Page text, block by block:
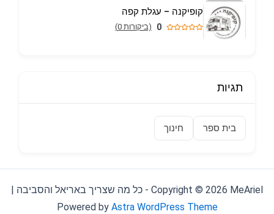
קופיקנה – עגלת קפה
0 (ביקורות 0)
תגיות
בית ספר חינוך
Copyright © 2026 MeAriel - כל מה שצריך באריאל והסביבה |
Powered by Astra WordPress Theme